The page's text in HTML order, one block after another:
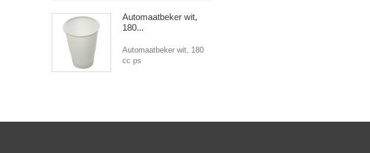
Automaatbeker wit,
180...
Automaatbeker wit, 180
cc ps